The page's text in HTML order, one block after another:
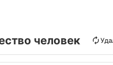
человек